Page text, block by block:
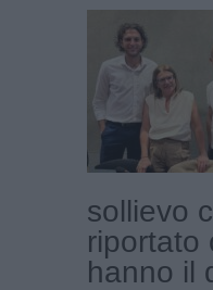
sollievo
riportato
hanno il